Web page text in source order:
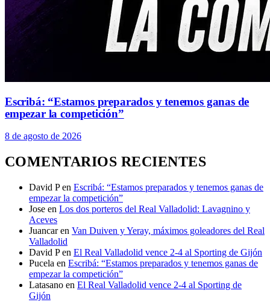
Escribá: “Estamos preparados y tenemos ganas de
empezar la competición”
8 de agosto de 2026
COMENTARIOS RECIENTES
David P en Escribá: “Estamos preparados y tenemos ganas de
empezar la competición”
Jose en Los dos porteros del Real Valladolid: Lavagnino y
Aceves
Juancar en Van Duiven y Yeray, máximos goleadores del Real
Valladolid
David P en El Real Valladolid vence 2-4 al Sporting de Gijón
Pucela en Escribá: “Estamos preparados y tenemos ganas de
empezar la competición”
Latasano en El Real Valladolid vence 2-4 al Sporting de
Gijón